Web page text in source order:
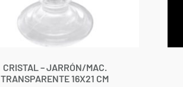
CRISTAL – JARRÓN/MAC.
TRANSPARENTE 16X21 CM